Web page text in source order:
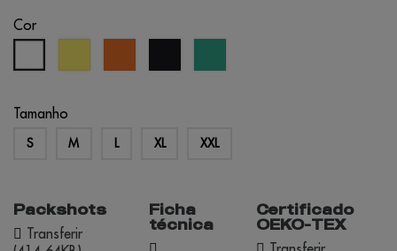
Cor
Tamanho
S M L XL XXL
Packshots
Transferir
Ficha
técnica
Certificado
OEKO-TEX